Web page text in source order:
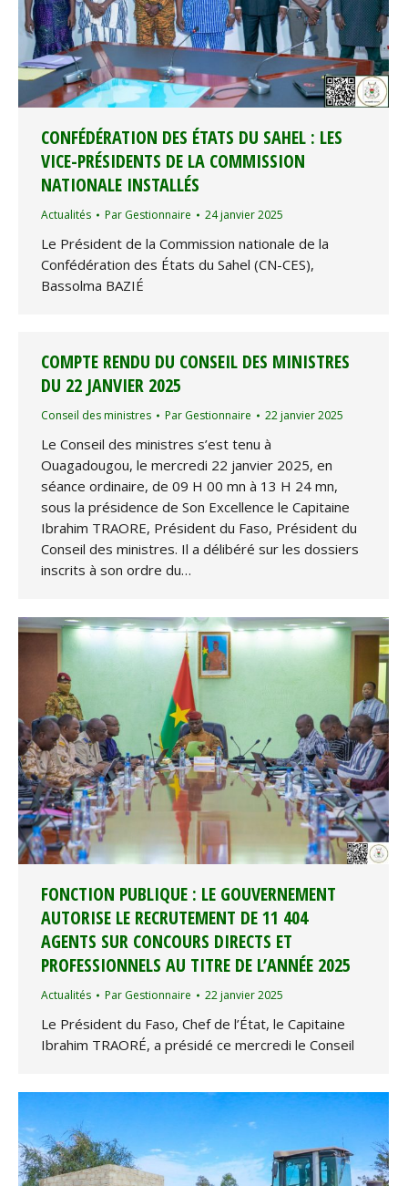
CONFÉDÉRATION DES ÉTATS DU SAHEL : LES
VICE-PRÉSIDENTS DE LA COMMISSION
NATIONALE INSTALLÉS
Actualités Par Gestionnaire 24 janvier 2025
Le Président de la Commission nationale de la
Confédération des États du Sahel (CN-CES),
Bassolma BAZIÉ
COMPTE RENDU DU CONSEIL DES MINISTRES
DU 22 JANVIER 2025
Conseil des ministres Par Gestionnaire 22 janvier 2025
Le Conseil des ministres s’est tenu à
Ouagadougou, le mercredi 22 janvier 2025, en
séance ordinaire, de 09 H 00 mn à 13 H 24 mn,
sous la présidence de Son Excellence le Capitaine
Ibrahim TRAORE, Président du Faso, Président du
Conseil des ministres. Il a délibéré sur les dossiers
inscrits à son ordre du…
FONCTION PUBLIQUE : LE GOUVERNEMENT
AUTORISE LE RECRUTEMENT DE 11 404
AGENTS SUR CONCOURS DIRECTS ET
PROFESSIONNELS AU TITRE DE L’ANNÉE 2025
Actualités Par Gestionnaire 22 janvier 2025
Le Président du Faso, Chef de l’État, le Capitaine
Ibrahim TRAORÉ, a présidé ce mercredi le Conseil